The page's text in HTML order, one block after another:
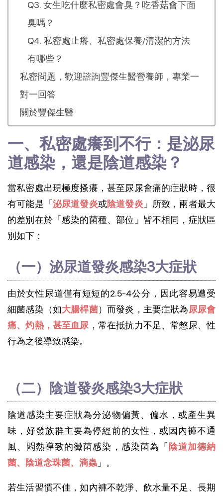
Q3. 女生吃什麼私密處會臭？吃香菇會下面
臭嗎？
Q4. 私密處止癢、私密處保養/清潔的方法
有哪些？
私密問題，歡迎諮詢豐傑生醫營養師，專業一
對一回答
關於豐傑生醫
一、私密處癢到不行：是泌尿
道感染，還是陰道感染？
當私密處出現極度搔癢，甚至尿尿會痛的症狀時，很
有可能是「 泌尿道發炎或陰道發炎 」所致，兩者最大
的差別在於「感染的菌種、部位」皆不相同，症狀區
別如下：
（一）泌尿道發炎感染3大症狀
由於女性尿道僅有短短的2.5-4公分，因此容易遭受
細菌感染（如大腸桿菌）而發炎，主要症狀為尿尿會
痛、灼熱，甚至血尿 ，常在抵抗力不足、常憋尿、性
行為之後導致感染。
（二）陰道發炎感染3大症狀
陰道感染主要症狀為分泌物偏黃、偏水，或產生異
味，好發族群主要為停經前的女性，或因內褲不通
風、悶熱導致的黴菌感染，感染菌為「 陰道加德納
菌、陰道念珠菌、滴蟲 」。
若生活習慣不佳，如內褲不乾淨、飲水量不足、長期